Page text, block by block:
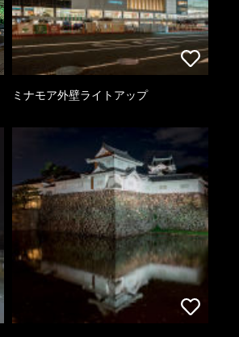
ミナモア外壁ライトアップ